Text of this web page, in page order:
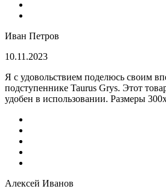
Иван Петров
10.11.2023
Я с удовольствием поделюсь своим
подступеннике Taurus Grys. Этот
удобен в использовании. Размеры
Алексей Иванов